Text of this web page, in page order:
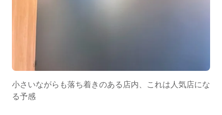
小さいながらも落ち着きのある店内、これは人気店にな
る予感